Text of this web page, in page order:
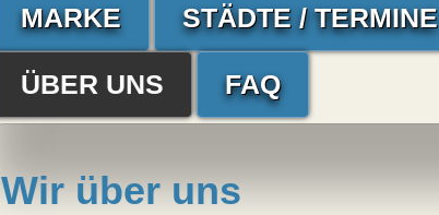
MARKE STÄDTE / TERMINE
ÜBER UNS FAQ
Wir über uns